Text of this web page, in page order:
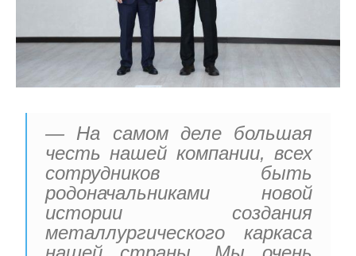
— На самом деле большая
честь нашей компании, всех
сотрудников быть
родоначальниками новой
истории создания
металлургического каркаса